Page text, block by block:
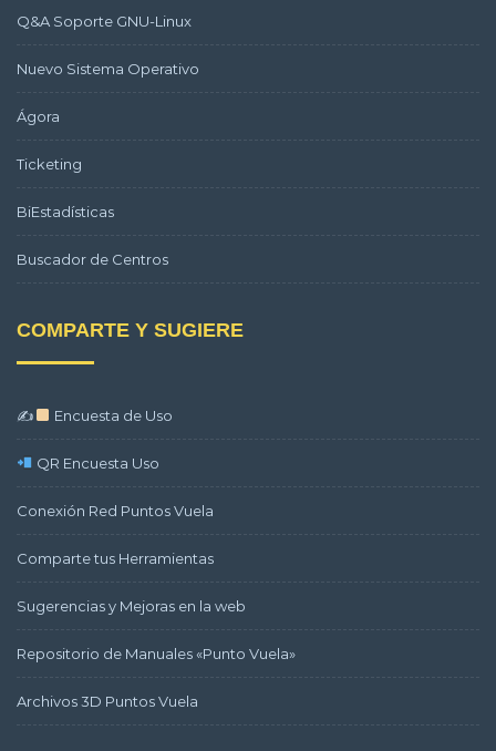
Q&A Soporte GNU-Linux
Nuevo Sistema Operativo
Ágora
Ticketing
BiEstadísticas
Buscador de Centros
COMPARTE Y SUGIERE
✍ Encuesta de Uso
QR Encuesta Uso
Conexión Red Puntos Vuela
Comparte tus Herramientas
Sugerencias y Mejoras en la web
Repositorio de Manuales «Punto Vuela»
Archivos 3D Puntos Vuela